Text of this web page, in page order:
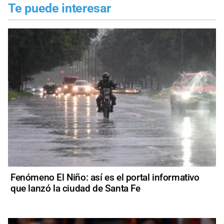
Te puede interesar
Fenómeno El Niño: así es el portal informativo
que lanzó la ciudad de Santa Fe